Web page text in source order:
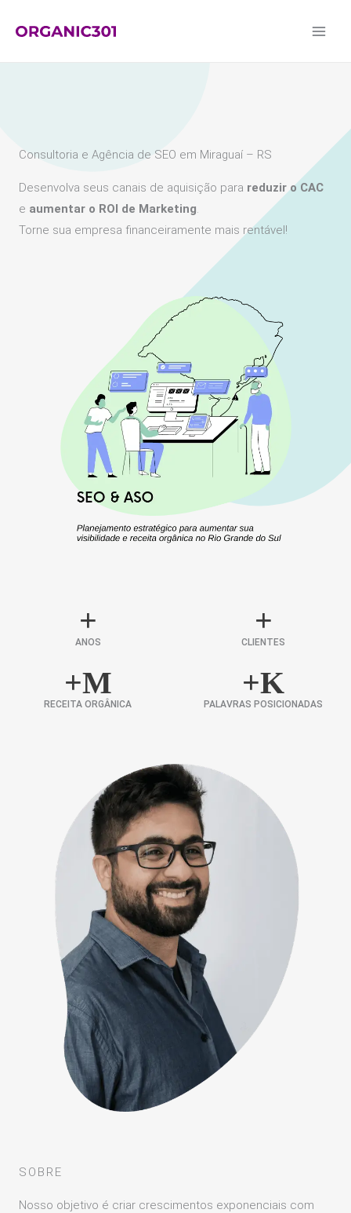
para
Consultoria e Agência de SEO em Miraguaí – RS
Desenvolva seus canais de aquisição para reduzir o CAC
e aumentar o ROI de Marketing.
Torne sua empresa financeiramente mais rentável!
+
ANOS
+
CLIENTES
+M
RECEITA ORGÂNICA
+K
PALAVRAS POSICIONADAS
SOBRE
Nosso objetivo é criar crescimentos exponenciais com